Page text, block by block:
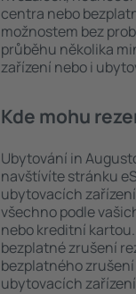
centra nebo
možnostem bez
průběhu několika
zařízení nebo i
Kde mohu
Ubytování in
navštívíte stránku
ubytovacích
všechno podle
nebo kreditní
bezplatné zrušení
bezplatného
ubytovacích